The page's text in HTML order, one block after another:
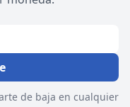
de baja en cualquier